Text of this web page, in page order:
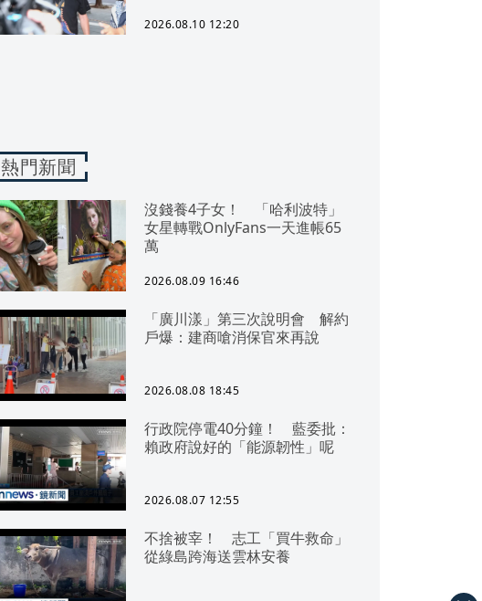
2026.08.10 12:20
熱門新聞
沒錢養4子女！ 「哈利波特」
女星轉戰OnlyFans一天進帳65
萬
2026.08.09 16:46
「廣川漾」第三次說明會 解約
戶爆：建商嗆消保官來再說
2026.08.08 18:45
行政院停電40分鐘！ 藍委批：
賴政府說好的「能源韌性」呢
2026.08.07 12:55
不捨被宰！ 志工「買牛救命」
從綠島跨海送雲林安養